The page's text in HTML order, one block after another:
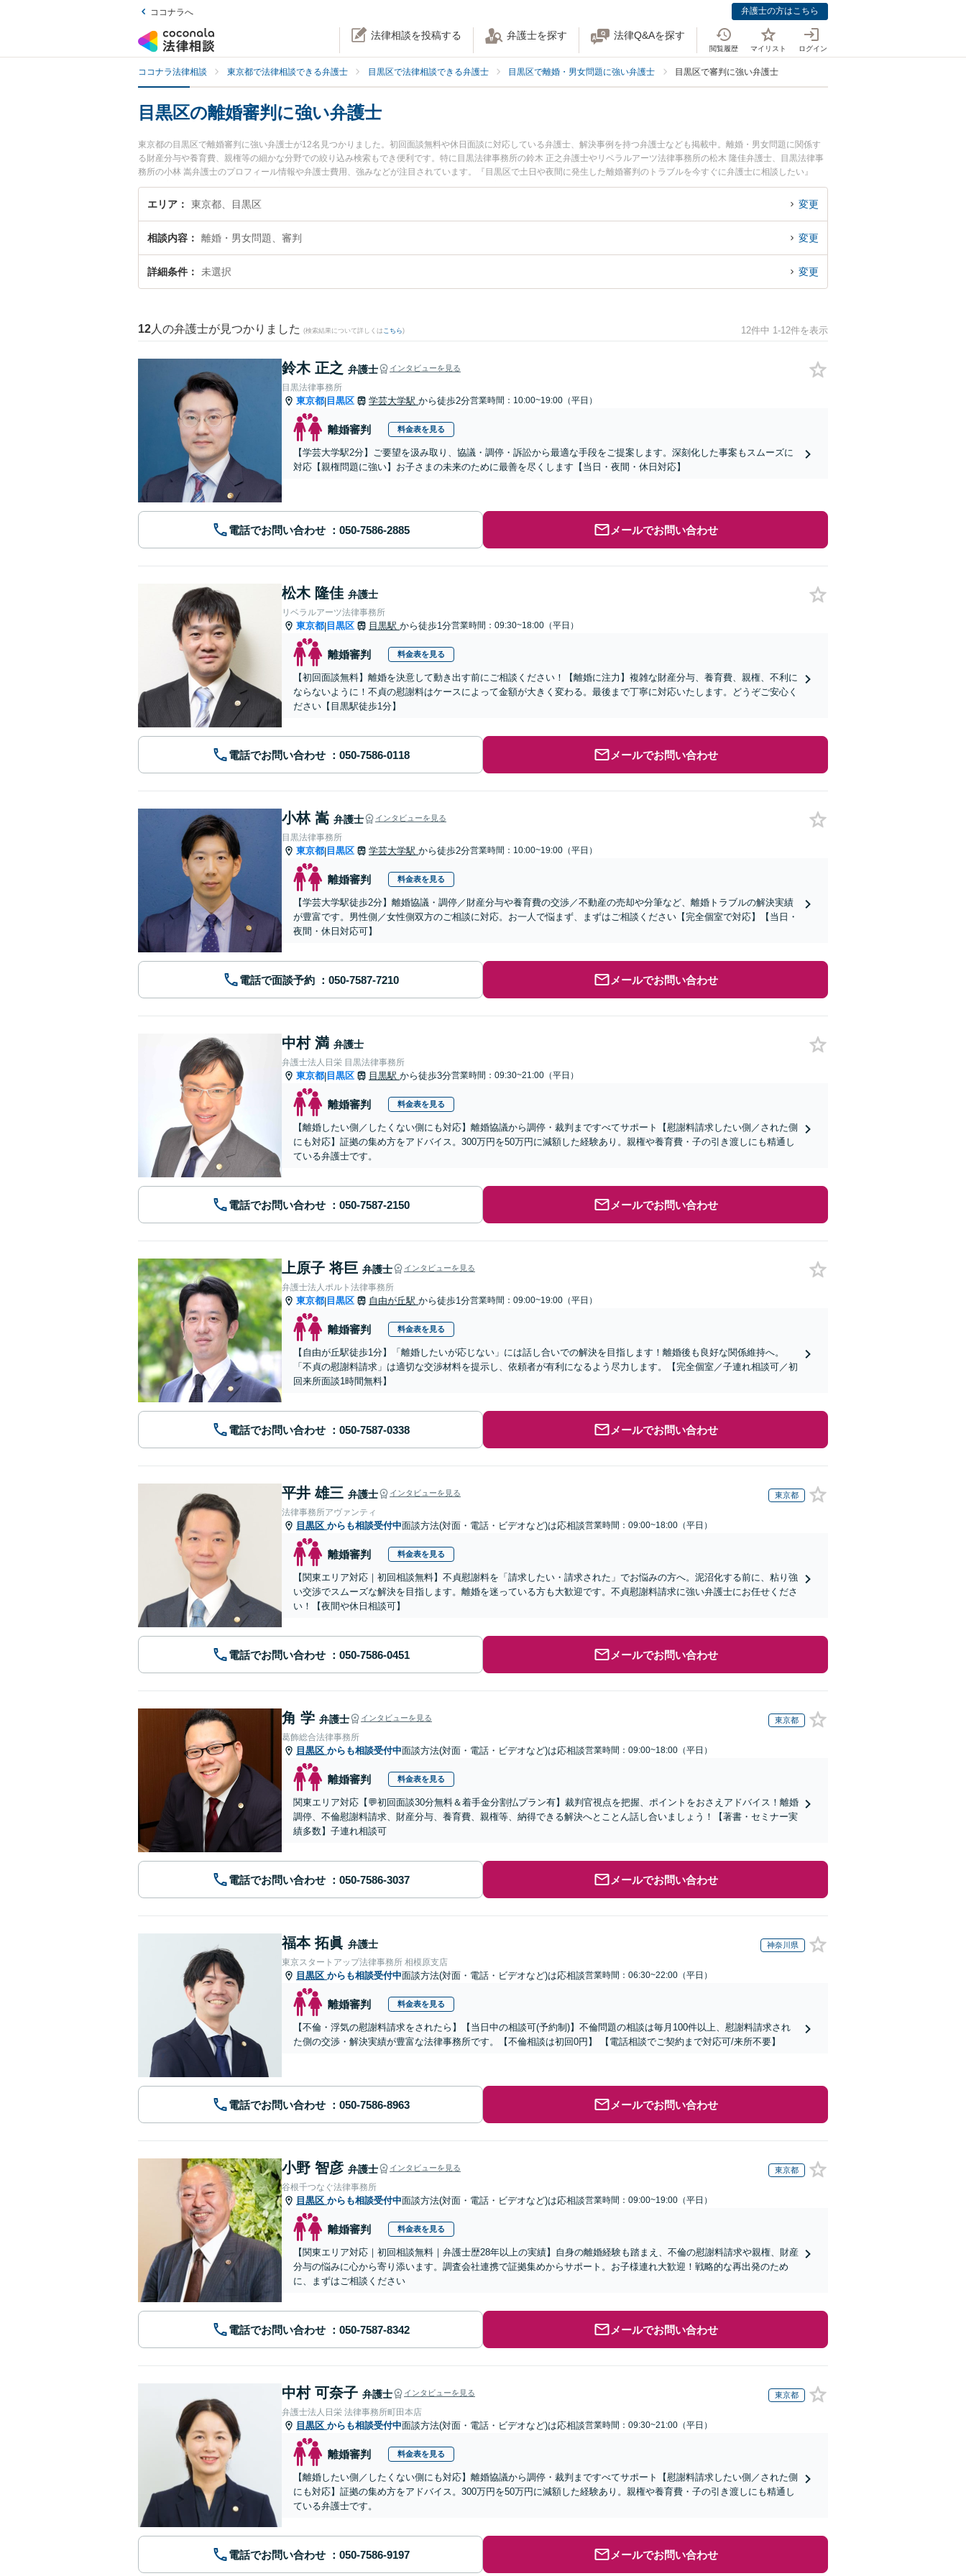
ココナラへ 弁護士の方はこちら
法律相談を投稿する 弁護士を探す 法律Q&Aを探す
閲覧履歴 マイリスト ログイン
ココナラ法律相談 東京都で法律相談できる弁護士 目黒区で法律相談できる弁護士 目黒区で離婚・男女問題に強い弁護士 目黒区で審判に強い弁護士
目黒区の離婚審判に強い弁護士
東京都の目黒区で離婚審判に強い弁護士が12名見つかりました。初回面談無料や休日面談に対応している弁護士、解決事例を持つ弁護士なども掲載中。離婚・男女問題に関係す
る財産分与や養育費、親権等の細かな分野での絞り込み検索もでき便利です。特に目黒法律事務所の鈴木 正之弁護士やリベラルアーツ法律事務所の松木 隆佳弁護士、目黒法律事
務所の小林 嵩弁護士のプロフィール情報や弁護士費用、強みなどが注目されています。『目黒区で土日や夜間に発生した離婚審判のトラブルを今すぐに弁護士に相談したい』
『離婚審判のトラブル解決の実績豊富な近くの弁護士を検索したい』『初回相談無料で離婚審判を法律相談できる目黒区内の弁護士に相談予約したい』などでお困りの相談者さん
におすすめです。
エリア 東京都、目黒区 変更
相談内容 離婚・男女問題、審判 変更
詳細条件 未選択 変更
12 人の弁護士が見つかりました (検索結果について詳しくは こちら) 12件中 1-12件を表示
鈴木 正之 弁護士 インタビューを見る
目黒法律事務所
東京都| 目黒区 学芸大学駅 から徒歩2分営業時間：10:00~19:00（平日）
離婚審判 料金表を見る
【学芸大学駅2分】ご要望を汲み取り、協議・調停・訴訟から最適な手段をご提案します。深刻化した事案もスムーズに
対応【親権問題に強い】お子さまの未来のために最善を尽くします【当日・夜間・休日対応】
電話でお問い合わせ メールでお問い合わせ
松木 隆佳 弁護士
リベラルアーツ法律事務所
東京都| 目黒区 目黒駅 から徒歩1分営業時間：09:30~18:00（平日）
離婚審判 料金表を見る
【初回面談無料】離婚を決意して動き出す前にご相談ください！【離婚に注力】複雑な財産分与、養育費、親権、不利に
ならないように！不貞の慰謝料はケースによって金額が大きく変わる。最後まで丁寧に対応いたします。どうぞご安心く
ださい【目黒駅徒歩1分】
電話でお問い合わせ メールでお問い合わせ
小林 嵩 弁護士 インタビューを見る
目黒法律事務所
東京都| 目黒区 学芸大学駅 から徒歩2分営業時間：10:00~19:00（平日）
離婚審判 料金表を見る
【学芸大学駅徒歩2分】離婚協議・調停／財産分与や養育費の交渉／不動産の売却や分筆など、離婚トラブルの解決実績
が豊富です。男性側／女性側双方のご相談に対応。お一人で悩まず、まずはご相談ください【完全個室で対応】【当日・
夜間・休日対応可】
電話で面談予約 メールでお問い合わせ
中村 満 弁護士
弁護士法人日栄 目黒法律事務所
東京都| 目黒区 目黒駅 から徒歩3分営業時間：09:30~21:00（平日）
離婚審判 料金表を見る
【離婚したい側／したくない側にも対応】離婚協議から調停・裁判まですべてサポート【慰謝料請求したい側／された側
にも対応】証拠の集め方をアドバイス。300万円を50万円に減額した経験あり。親権や養育費・子の引き渡しにも精通し
ている弁護士です。
電話でお問い合わせ メールでお問い合わせ
上原子 将巨 弁護士 インタビューを見る
弁護士法人ポルト法律事務所
東京都| 目黒区 自由が丘駅 から徒歩1分営業時間：09:00~19:00（平日）
離婚審判 料金表を見る
【自由が丘駅徒歩1分】「離婚したいが応じない」には話し合いでの解決を目指します！離婚後も良好な関係維持へ。
「不貞の慰謝料請求」は適切な交渉材料を提示し、依頼者が有利になるよう尽力します。【完全個室／子連れ相談可／初
回来所面談1時間無料】
電話でお問い合わせ メールでお問い合わせ
平井 雄三 弁護士 インタビューを見る 東京都
法律事務所アヴァンティ
目黒区 からも相談受付中面談方法(対面・電話・ビデオなど)は応相談営業時間：09:00~18:00（平日）
離婚審判 料金表を見る
【関東エリア対応｜初回相談無料】不貞慰謝料を「請求したい・請求された」でお悩みの方へ。泥沼化する前に、粘り強
い交渉でスムーズな解決を目指します。離婚を迷っている方も大歓迎です。不貞慰謝料請求に強い弁護士にお任せくださ
い！【夜間や休日相談可】
電話でお問い合わせ メールでお問い合わせ
角 学 弁護士 インタビューを見る 東京都
葛飾総合法律事務所
目黒区 からも相談受付中面談方法(対面・電話・ビデオなど)は応相談営業時間：09:00~18:00（平日）
離婚審判 料金表を見る
関東エリア対応【💬初回面談30分無料＆着手金分割払プラン有】裁判官視点を把握、ポイントをおさえアドバイス！離婚
調停、不倫慰謝料請求、財産分与、養育費、親権等、納得できる解決へとことん話し合いましょう！【著書・セミナー実
績多数】子連れ相談可
電話でお問い合わせ メールでお問い合わせ
福本 拓眞 弁護士 神奈川県
東京スタートアップ法律事務所 相模原支店
目黒区 からも相談受付中面談方法(対面・電話・ビデオなど)は応相談営業時間：06:30~22:00（平日）
離婚審判 料金表を見る
【不倫・浮気の慰謝料請求をされたら】【当日中の相談可(予約制)】不倫問題の相談は毎月100件以上、慰謝料請求され
た側の交渉・解決実績が豊富な法律事務所です。【不倫相談は初回0円】 【電話相談でご契約まで対応可/来所不要】
電話でお問い合わせ メールでお問い合わせ
小野 智彦 弁護士 インタビューを見る 東京都
谷根千つなぐ法律事務所
目黒区 からも相談受付中面談方法(対面・電話・ビデオなど)は応相談営業時間：09:00~19:00（平日）
離婚審判 料金表を見る
【関東エリア対応｜初回相談無料｜弁護士歴28年以上の実績】自身の離婚経験も踏まえ、不倫の慰謝料請求や親権、財産
分与の悩みに心から寄り添います。調査会社連携で証拠集めからサポート。お子様連れ大歓迎！戦略的な再出発のため
に、まずはご相談ください
電話でお問い合わせ メールでお問い合わせ
中村 可奈子 弁護士 インタビューを見る 東京都
弁護士法人日栄 法律事務所町田本店
目黒区 からも相談受付中面談方法(対面・電話・ビデオなど)は応相談営業時間：09:30~21:00（平日）
離婚審判 料金表を見る
【離婚したい側／したくない側にも対応】離婚協議から調停・裁判まですべてサポート【慰謝料請求したい側／された側
にも対応】証拠の集め方をアドバイス。300万円を50万円に減額した経験あり。親権や養育費・子の引き渡しにも精通し
ている弁護士です。
電話でお問い合わせ メールでお問い合わせ